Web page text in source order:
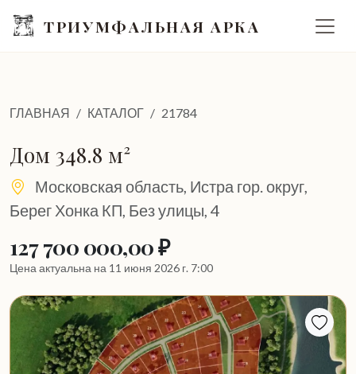
ТРИУМФАЛЬНАЯ АРКА
ГЛАВНАЯ КАТАЛОГ 21784
Дом 348.8 м²
Московская область, Истра гор. округ,
Берег Хонка КП, Без улицы, 4
127 700 000,00 ₽
Цена актуальна на 11 июня 2026 г. 7:00